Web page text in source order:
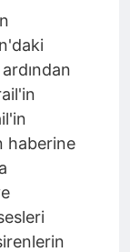
ardından
haberine